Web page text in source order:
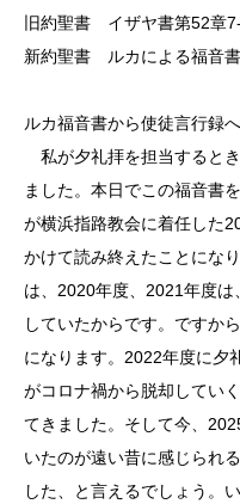
旧約聖書 イザヤ書第52章
新約聖書 ルカによる福音
ルカ福音書から使徒言行録へ
私が夕礼拝を担当すると
ました。本日でこの福音書
が横浜指路教会に着任した
かけて読み終えたことにな
は、2020年度、2021年度
していたからです。ですか
になります。2022年度に夕
がコロナ禍から脱却してい
てきました。そして今、
いたのが遠い昔に感じられ
した、と言えるでしょう。